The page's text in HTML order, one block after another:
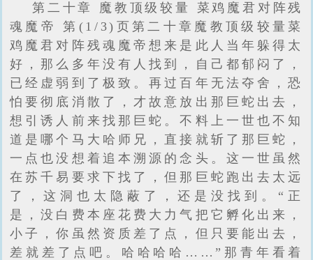
第二十章 魔教顶级较量 菜鸡魔君对阵残
魂魔帝 第(1/3)页第二十章魔教顶级较量菜
鸡魔君对阵残魂魔帝想来是此人当年躲得太
好，那么多年没有人找到，自己都郁闷了，
已经虚弱到了极致。再过百年无法夺舍，恐
怕要彻底消散了，才故意放出那巨蛇出去，
想引诱人前来找那巨蛇。不料上一世也不知
道是哪个马大哈师兄，直接就斩了那巨蛇，
一点也没想着追本溯源的念头。这一世虽然
在苏千易要求下找了，但那巨蛇跑出去太远
了，这洞也太隐蔽了，还是没找到。“正
是，没白费本座花费大力气把它孵化出来，
小子，你虽然资质差了点，但只要能出去，
差就差了点吧。哈哈哈哈……”那青年看着